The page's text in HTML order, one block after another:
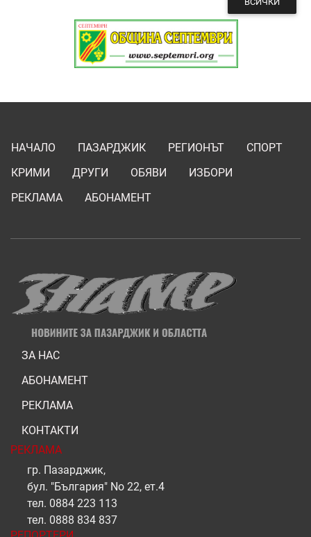
НАЧАЛО ПАЗАРДЖИК РЕГИОНЪТ
СПОРТ
КРИМИ
ДРУГИ ОБЯВИ
ИЗБОРИ
РЕКЛАМА
АБОНАМЕНТ
ЗА НАС
АБОНАМЕНТ
РЕКЛАМА
КОНТАКТИ
РЕКЛАМА
гр. Пазарджик,
бул. "България" No 22, ет.4
тел. 0884 223 113
тел. 0888 834 837